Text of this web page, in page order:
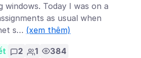
windows. Today I was on a
as usual when
s… (xem thêm)
2 1 384